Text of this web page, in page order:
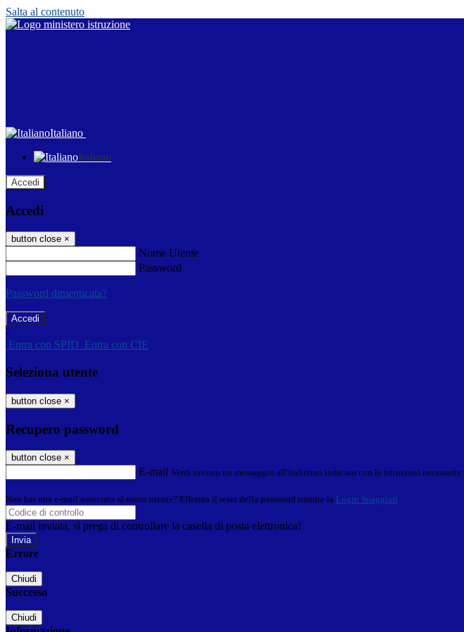
Salta al contenuto
Italiano
Italiano
Accedi
Accedi
button close ×
Nome Utente
Password
Password dimenticata?
-
Entra con SPID Entra con CIE
Seleziona utente
button close ×
Recupero password
button close ×
E-mail Verrà inviato un messaggio all'indirizzo indicato con le istruzioni necessarie.
Non hai una e-mail associata al nome utente? Effettua il reset della password tramite la Login Spaggiari
E-mail inviata, si prega di controllare la casella di posta elettronica!
Errore
Chiudi
Successo
Chiudi